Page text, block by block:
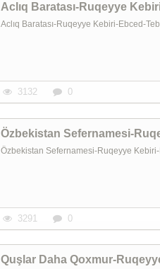
Aclıq Baratası-Ruqeyye Kebiri-Ebced-
3132 0
Özbekistan Sefernamesi-Ruqeyye
3291 0